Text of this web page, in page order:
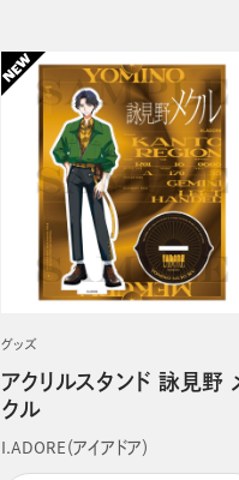
グッズ
アクリルスタンド 詠見野
クル
I.ADORE（アイアドア）